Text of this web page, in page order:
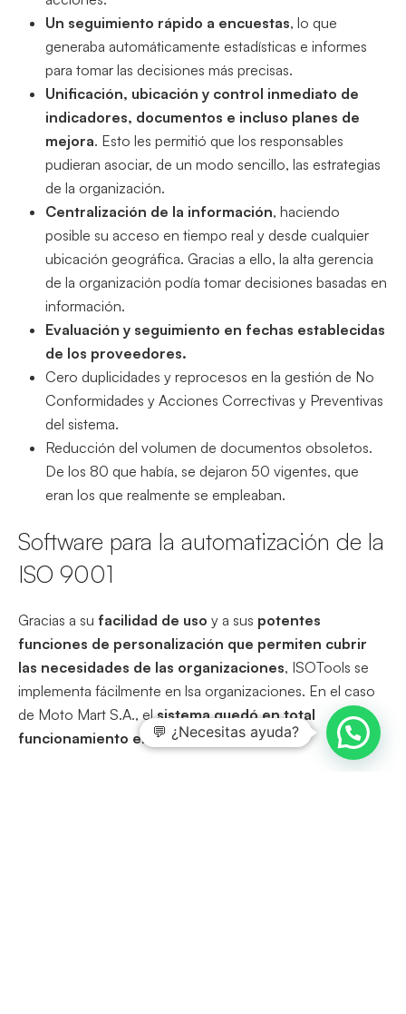
Un seguimiento rápido a encuestas, lo que
generaba automáticamente estadísticas e informes
para tomar las decisiones más precisas.
Unificación, ubicación y control inmediato de
indicadores, documentos e incluso planes de
mejora. Esto les permitió que los responsables
pudieran asociar, de un modo sencillo, las estrategias
de la organización.
Centralización de la información, haciendo
posible su acceso en tiempo real y desde cualquier
ubicación geográfica. Gracias a ello, la alta gerencia
de la organización podía tomar decisiones basadas en
información.
Evaluación y seguimiento en fechas establecidas
de los proveedores.
Cero duplicidades y reprocesos en la gestión de No
Conformidades y Acciones Correctivas y Preventivas
del sistema.
Reducción del volumen de documentos obsoletos.
De los 80 que había, se dejaron 50 vigentes, que
eran los que realmente se empleaban.
Software para la automatización de la
ISO 9001
Gracias a su facilidad de uso y a sus potentes
funciones de personalización que permiten cubrir
las necesidades de las organizaciones, ISOTools se
implementa fácilmente en lsa organizaciones. En el caso
de Moto Mart S.A., elsistema quedó en total
funcionamiento en solo 3 meses.
💬 ¿Necesitas ayuda?